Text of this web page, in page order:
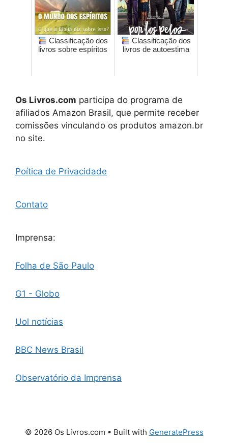
Classificação dos
livros sobre espíritos
Classificação dos
livros de autoestima
Os Livros.com participa do programa de
afiliados Amazon Brasil, que permite receber
comissões vinculando os produtos amazon.br
no site.
Poítica de Privacidade
Contato
Imprensa:
Folha de São Paulo
G1 - Globo
Uol notícias
BBC News Brasil
Observatório da Imprensa
© 2026 Os Livros.com • Built with GeneratePress